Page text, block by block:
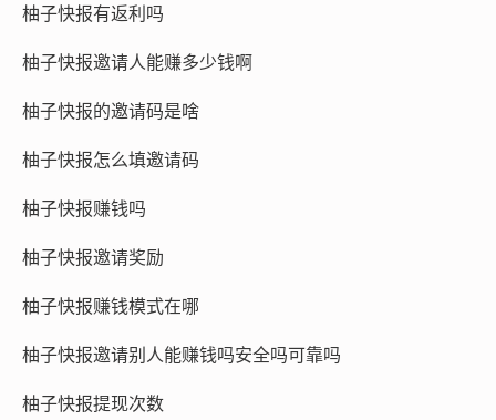
柚子快报有返利吗
柚子快报邀请人能赚多少钱啊
柚子快报的邀请码是啥
柚子快报怎么填邀请码
柚子快报赚钱吗
柚子快报邀请奖励
柚子快报赚钱模式在哪
柚子快报邀请别人能赚钱吗安全吗可靠吗
柚子快报提现次数